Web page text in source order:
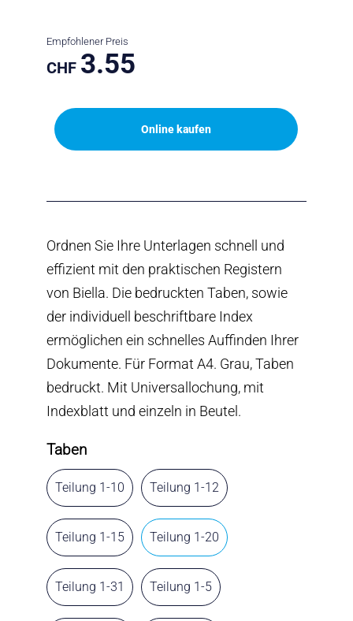
Empfohlener Preis
CHF 3.55
Online kaufen
Ordnen Sie Ihre Unterlagen schnell und
effizient mit den praktischen Registern
von Biella. Die bedruckten Taben, sowie
der individuell beschriftbare Index
ermöglichen ein schnelles Auffinden Ihrer
Dokumente. Für Format A4. Grau, Taben
bedruckt. Mit Universallochung, mit
Indexblatt und einzeln in Beutel.
Taben
Teilung 1-10 Teilung 1-12
Teilung 1-15 Teilung 1-20
Teilung 1-31 Teilung 1-5